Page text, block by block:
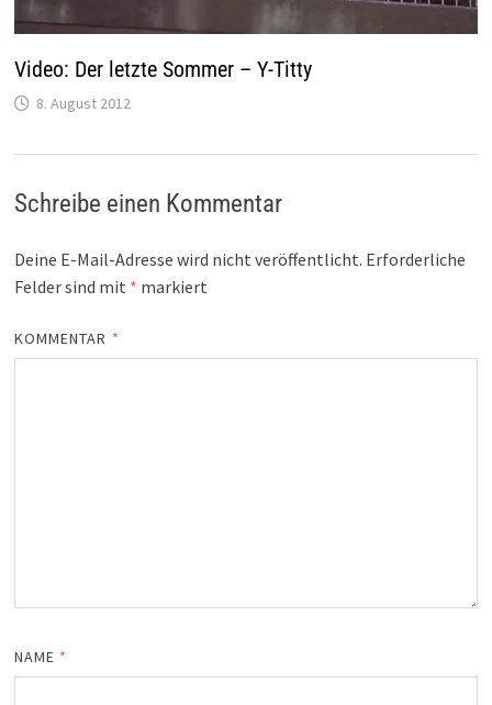
Video: Der letzte Sommer – Y-Titty
8. August 2012
Schreibe einen Kommentar
Deine E-Mail-Adresse wird nicht veröffentlicht. Erforderliche
Felder sind mit * markiert
KOMMENTAR *
NAME *